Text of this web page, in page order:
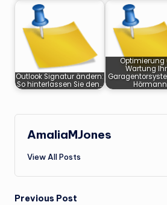
Outlook Signatur ändern:
So hinterlassen Sie den…
Optimierung
Wartung
Hörmann
AmaliaMJones
View All Posts
Previous Post